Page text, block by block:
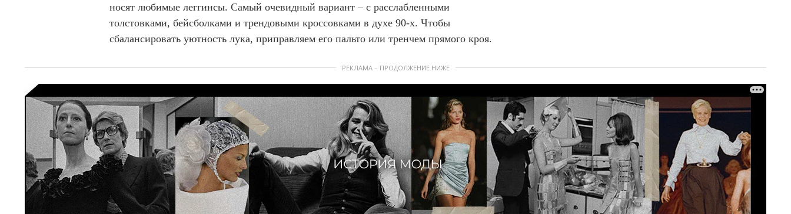
носят любимые леггинсы. Самый очевидный вариант – с расслабленными
толстовками, бейсболками и трендовыми кроссовками в духе 90-х. Чтобы
сбалансировать уютность лука, приправляем его пальто или тренчем прямого кроя.
РЕКЛАМА – ПРОДОЛЖЕНИЕ НИЖЕ